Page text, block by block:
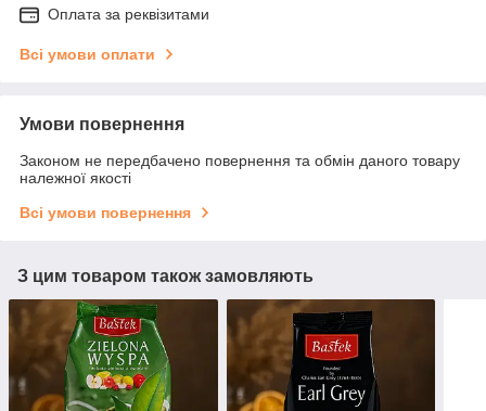
Оплата за реквізитами
Всі умови оплати
Умови повернення
Законом не передбачено повернення та обмін даного товару
належної якості
Всі умови повернення
З цим товаром також замовляють